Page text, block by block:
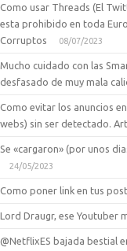
Como usar Threads (El
esta prohibido en toda
Corruptos
08/07/2023
Mucho cuidado con las
desfasado de muy mala
Como evitar los anuncios
webs) sin ser detectado.
Se «cargaron» (por unos
24/05/2023
Como poner link en tus
Lord Draugr, ese Youtuber
@NetflixES bajada bestial